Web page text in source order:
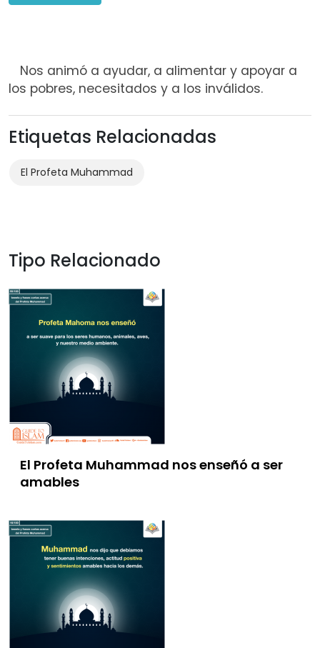
Nos animó a ayudar, a alimentar y apoyar a
los pobres, necesitados y a los inválidos.
Etiquetas Relacionadas
El Profeta Muhammad
Tipo Relacionado
El Profeta Muhammad nos enseñó a ser
amables